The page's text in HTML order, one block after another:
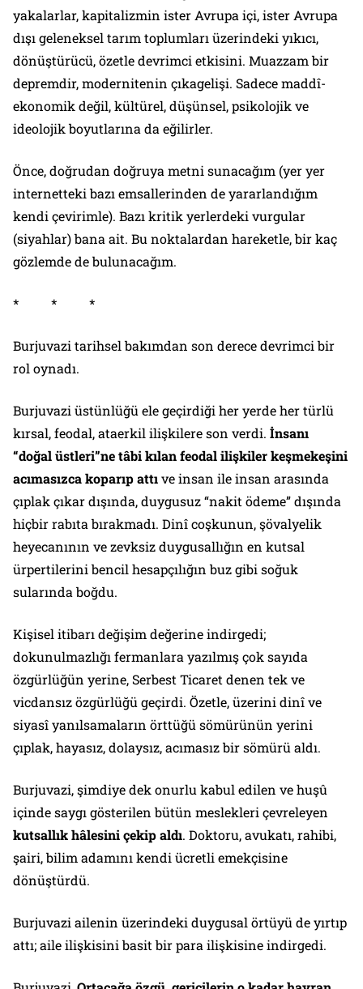
yakalarlar, kapitalizmin ister Avrupa içi, ister Avrupa
dışı geleneksel tarım toplumları üzerindeki yıkıcı,
dönüştürücü, özetle devrimci etkisini. Muazzam bir
depremdir, modernitenin çıkagelişi. Sadece maddî-
ekonomik değil, kültürel, düşünsel, psikolojik ve
ideolojik boyutlarına da eğilirler.
Önce, doğrudan doğruya metni sunacağım (yer yer
internetteki bazı emsallerinden de yararlandığım
kendi çevirimle). Bazı kritik yerlerdeki vurgular
(siyahlar) bana ait. Bu noktalardan hareketle, bir kaç
gözlemde de bulunacağım.
* * *
Burjuvazi tarihsel bakımdan son derece devrimci bir
rol oynadı.
Burjuvazi üstünlüğü ele geçirdiği her yerde her türlü
kırsal, feodal, ataerkil ilişkilere son verdi. İnsanı
“doğal üstleri”ne tâbi kılan feodal ilişkiler keşmekeşini
acımasızca koparıp attıve insan ile insan arasında
çıplak çıkar dışında, duygusuz “nakit ödeme” dışında
hiçbir rabıta bırakmadı. Dinî coşkunun, şövalyelik
heyecanının ve zevksiz duygusallığın en kutsal
ürpertilerini bencil hesapçılığın buz gibi soğuk
sularında boğdu.
Kişisel itibarı değişim değerine indirgedi;
dokunulmazlığı fermanlara yazılmış çok sayıda
özgürlüğün yerine, Serbest Ticaret denen tek ve
vicdansız özgürlüğü geçirdi. Özetle, üzerini dinî ve
siyasî yanılsamaların örttüğü sömürünün yerini
çıplak, hayasız, dolaysız, acımasız bir sömürü aldı.
Burjuvazi, şimdiye dek onurlu kabul edilen ve huşû
içinde saygı gösterilen bütün meslekleri çevreleyen
kutsallık hâlesini çekip aldı. Doktoru, avukatı, rahibi,
şairi, bilim adamını kendi ücretli emekçisine
dönüştürdü.
Burjuvazi ailenin üzerindeki duygusal örtüyü de yırtıp
attı; aile ilişkisini basit bir para ilişkisine indirgedi.